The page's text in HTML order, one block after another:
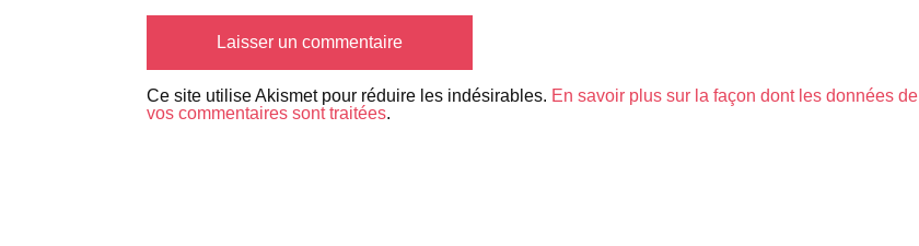
Ce site utilise Akismet pour réduire les indésirables. En savoir plus sur la façon dont les données de
vos commentaires sont traitées.